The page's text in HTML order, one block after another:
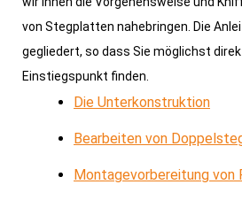
von Stegplatten nahebringen. Die
gegliedert, so dass Sie möglichst
Einstiegspunkt finden.
Die Unterkonstruktion
Bearbeiten von
Montagevorbereitung von